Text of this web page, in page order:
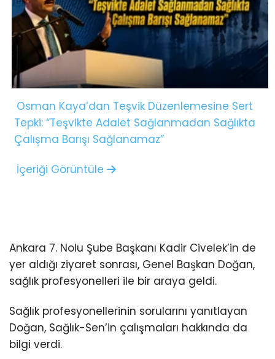
Osman Kaya’dan Teşvik Düzenlemesine Sert
Tepki: “Teşvikte Adalet Sağlanmadan Sağlıkta
Çalışma Barışı Sağlanamaz”
İçeriği Görüntüle
Ankara 7. Nolu Şube Başkanı Kadir Civelek’in de
yer aldığı ziyaret sonrası, Genel Başkan Doğan,
sağlık profesyonelleri ile bir araya geldi.
Sağlık profesyonellerinin sorularını yanıtlayan
Doğan, Sağlık-Sen’in çalışmaları hakkında da
bilgi verdi.